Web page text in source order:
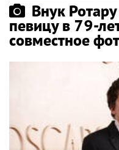
Внук
певицу в 79-
совместное